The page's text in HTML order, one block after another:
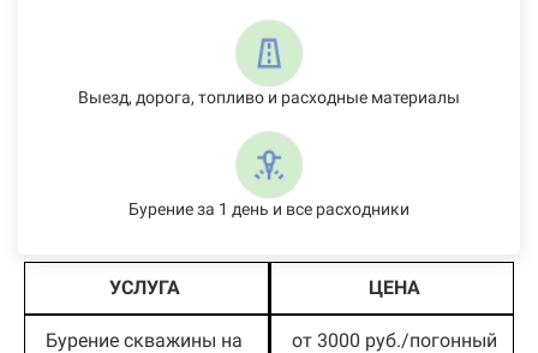
Выезд, дорога, топливо и расходные материалы
Бурение за 1 день и все расходники
УСЛУГА ЦЕНА
Бурение скважины на
от 3000 руб./погонный